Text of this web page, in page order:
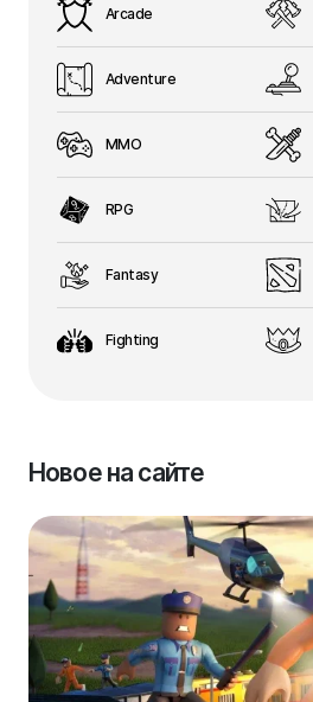
Arcade
Adventure
MMO
RPG
Fantasy
Fighting
Новое на сайте